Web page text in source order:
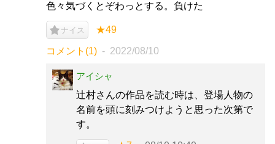
色々気づくとぞわっとする。負けた
ナイス ★49
コメント(1) 2022/08/10
アイシャ
辻村さんの作品を読む時は、登場人物の
名前を頭に刻みつけようと思った次第で
す。